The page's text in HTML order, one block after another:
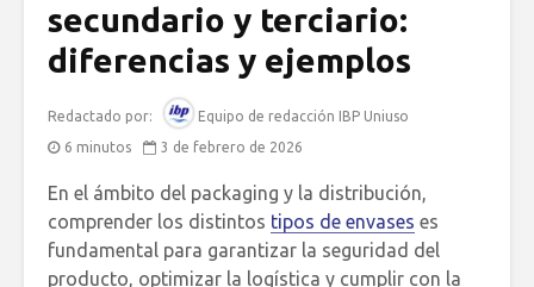
secundario y terciario:
diferencias y ejemplos
Redactado por:
Equipo de redacción IBP Uniuso
6 minutos
3 de febrero de 2026
En el ámbito del packaging y la distribución,
comprender los distintos tipos de envases es
fundamental para garantizar la seguridad del
producto, optimizar la logística y cumplir con la